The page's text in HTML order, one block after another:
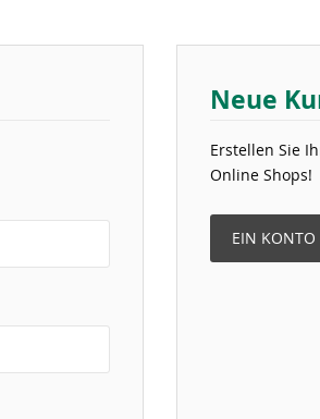
Neue
Erstellen Sie
Online Shops!
EIN KONTO